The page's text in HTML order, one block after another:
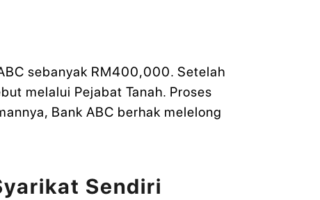
sebanyak RM400,000. Setelah
melalui Pejabat Tanah. Proses
Bank ABC berhak melelong
Sendiri